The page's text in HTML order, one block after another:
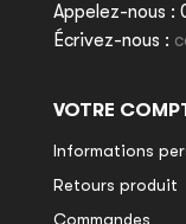
Appelez-nous :
Écrivez-nous :
VOTRE
Informations
Retours produit
Commandes